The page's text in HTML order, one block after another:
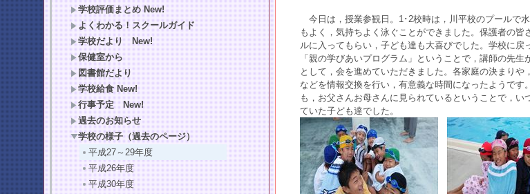
学校評価まとめ New!
よくわかる！スクールガイド
学校だより New!
保健室から
図書館だより
学校給食 New!
行事予定 New!
過去のお知らせ
学校の様子（過去のページ）
平成27～29年度
平成26年度
平成30年度
今日は，授業参観日。1･2校時は，川平校のプールで
もよく，気持ちよく泳ぐことができました。保護者の皆
ルに入ってもらい，子ども達も大喜びでした。学校に戻
「親の学びあいプログラム」ということで，講師の先生
として，会を進めていただきました。各家庭の決まりや
などを情報交換を行い，有意義な時間になったようです
も，お父さんお母さんに見られているということで，い
ていた子ども達でした。